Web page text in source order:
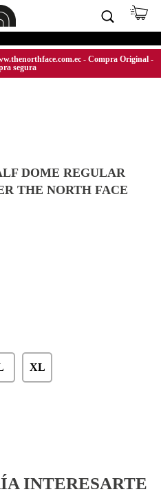
- Compra Original -
segura
DOME REGULAR
THE NORTH FACE
XL
INTERESARTE